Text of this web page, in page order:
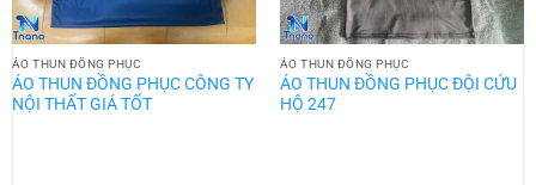
ÁO THUN ĐỒNG PHỤC
ÁO THUN ĐỒNG PHỤC CÔNG TY
NỘI THẤT GIÁ TỐT
ÁO THUN ĐỒNG PHỤC
ÁO THUN ĐỒNG PHỤC ĐỘI CỨU
HỘ 247